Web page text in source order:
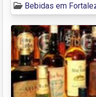
Bebidas em